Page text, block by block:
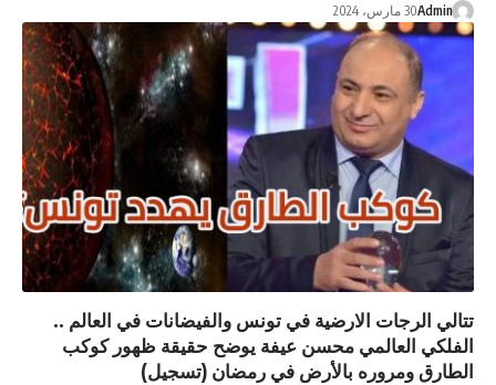
30 مارس، 2024
الرجات الارضية في تونس والفيضانات في العالم ..
العالمي محسن عيفة يوضح حقيقة ظهور كوكب
ومروره بالأرض في رمضان (تسجيل)